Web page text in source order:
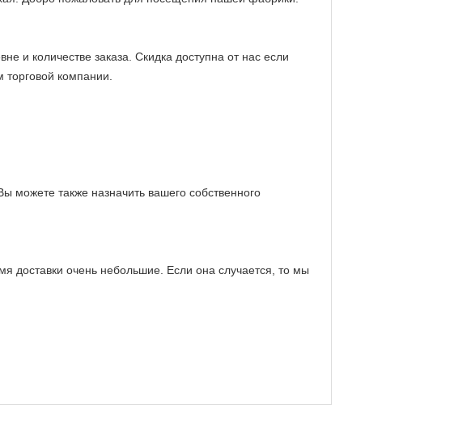
и количестве заказа. Скидка доступна от нас если
компании.
также назначить вашего собственного
доставки очень небольшие. Если она случается, то мы